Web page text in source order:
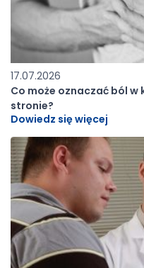
17.07.2026
Co może oznaczać ból
stronie?
Dowiedz się więcej